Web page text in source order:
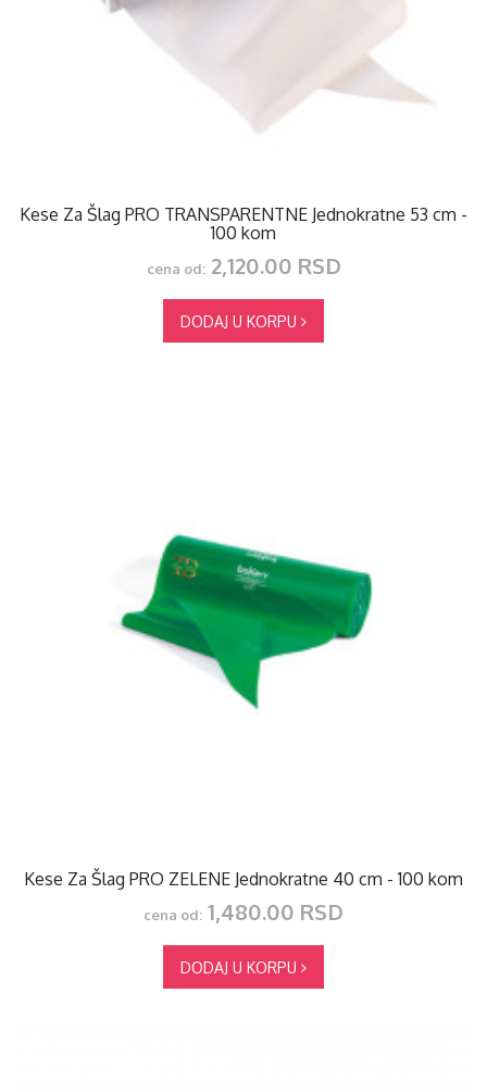
Kese Za Šlag PRO TRANSPARENTNE Jednokratne 53 cm -
100 kom
cena od:2,120.00 RSD
DODAJ U KORPU
Kese Za Šlag PRO ZELENE Jednokratne 40 cm - 100 kom
cena od: 1,480.00 RSD
DODAJ U KORPU